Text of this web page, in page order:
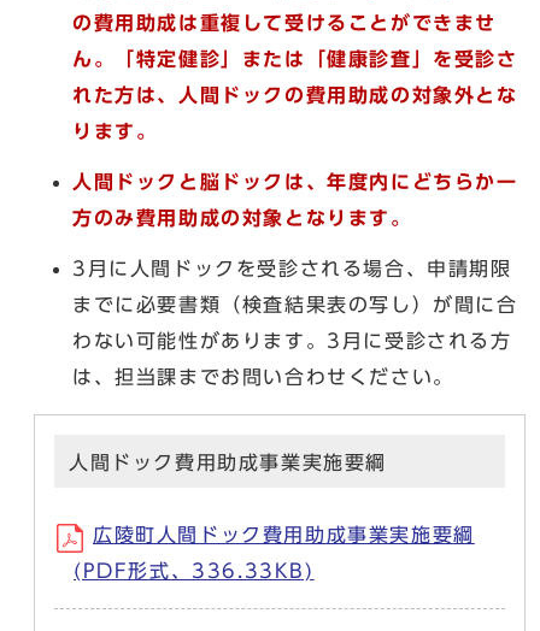
の費用助成は重複して受けることができませ
ん。「特定健診」または「健康診査」を受診さ
れた方は、人間ドックの費用助成の対象外とな
ります。
人間ドックと脳ドックは、年度内にどちらか一
方のみ費用助成の対象となります。
3月に人間ドックを受診される場合、申請期限
までに必要書類（検査結果表の写し）が間に合
わない可能性があります。3月に受診される方
は、担当課までお問い合わせください。
人間ドック費用助成事業実施要綱
広陵町人間ドック費用助成事業実施要綱
(PDF形式、336.33KB)